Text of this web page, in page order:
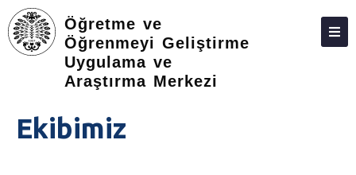
Öğretme ve
Öğrenmeyi Geliştirme
Uygulama ve
Araştırma Merkezi
ANASAYFA
Ekibimiz